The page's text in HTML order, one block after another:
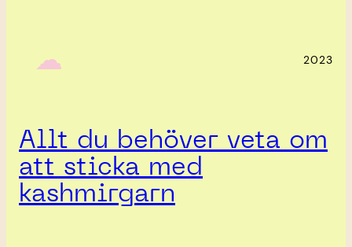
‎ ‎‎ ☁︎‎‎ 2023
Allt du behöver veta om
att sticka med
kashmirgarn